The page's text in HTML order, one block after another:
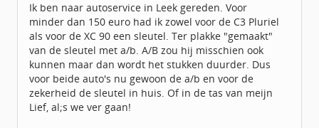
Berichten:
610
Geregistreerd:05 / 2020
Ik ben naar autoservice in Leek gereden. Voor
minder dan 150 euro had ik zowel voor de C3 Pluriel
als voor de XC 90 een sleutel. Ter plakke "gemaakt"
van de sleutel met a/b. A/B zou hij misschien ook
kunnen maar dan wordt het stukken duurder. Dus
voor beide auto's nu gewoon de a/b en voor de
zekerheid de sleutel in huis. Of in de tas van meijn
Lief, al;s we ver gaan!